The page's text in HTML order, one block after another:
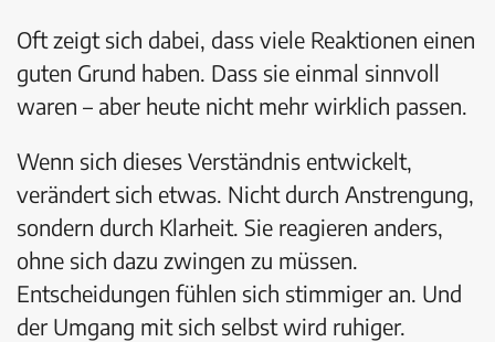
Oft zeigt sich dabei, dass viele Reaktionen einen
guten Grund haben. Dass sie einmal sinnvoll
waren – aber heute nicht mehr wirklich passen.
Wenn sich dieses Verständnis entwickelt,
verändert sich etwas. Nicht durch Anstrengung,
sondern durch Klarheit. Sie reagieren anders,
ohne sich dazu zwingen zu müssen.
Entscheidungen fühlen sich stimmiger an. Und
der Umgang mit sich selbst wird ruhiger.